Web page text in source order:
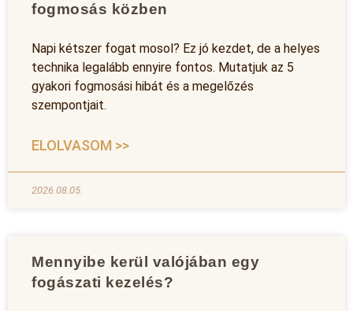
fogmosás közben
Napi kétszer fogat mosol? Ez jó kezdet, de a helyes
technika legalább ennyire fontos. Mutatjuk az 5
gyakori fogmosási hibát és a megelőzés
szempontjait.
ELOLVASOM >>
2026.08.05.
Mennyibe kerül valójában egy
fogászati kezelés?